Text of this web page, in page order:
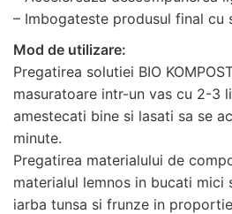
– Imbogateste produsul final cu
Mod de utilizare:
Pregatirea solutiei BIO
masuratoare intr-un vas cu 2-3
amestecati bine si lasati sa se
minute.
Pregatirea materialului de
materialul lemnos in bucati mici
iarba tunsa si frunze in
Salvează-mi numele, emailul
navigator pentru data viitoare